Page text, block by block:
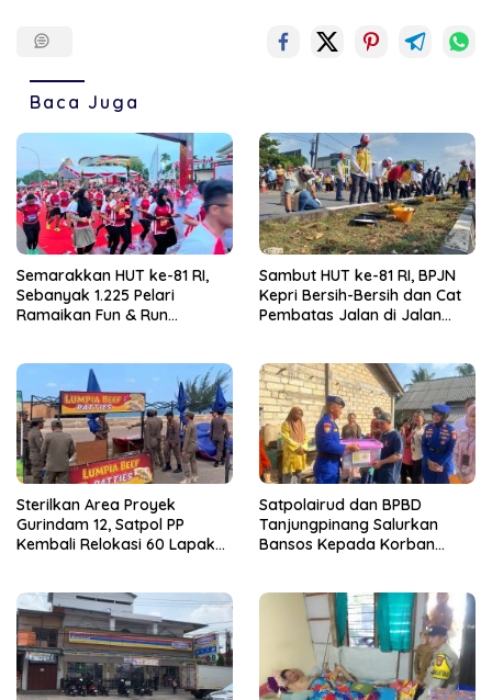
Baca Juga
Semarakkan HUT ke-81 RI,
Sebanyak 1.225 Pelari
Ramaikan Fun & Run
Sambut HUT ke-81 RI, BPJN
Kepri Bersih-Bersih dan Cat
Pembatas Jalan di Jalan
Sterilkan Area Proyek
Gurindam 12, Satpol PP
Kembali Relokasi 60 Lapak
Satpolairud dan BPBD
Tanjungpinang Salurkan
Bansos Kepada Korban